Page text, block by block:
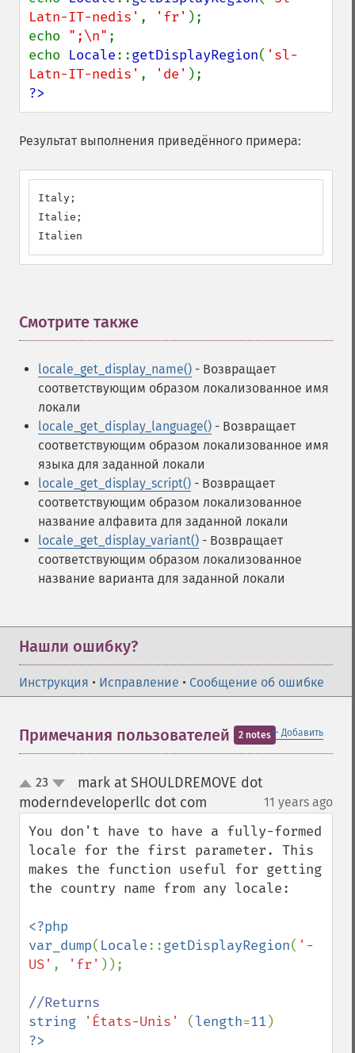
Latn-IT-nedis' , 'fr' );
echo ";\n" ;
echo Locale::getDisplayRegion( 'sl-
Latn-IT-nedis' , 'de'
?>
Результат выполнения приведённого примера:
Italy;
Italie;
Italien
Смотрите также
locale_get_display_name() - Возвращает
соответствующим образом локализованное имя
локали
locale_get_display_language() - Возвращает
соответствующим образом локализованное имя
языка для заданной локали
locale_get_display_script() - Возвращает
соответствующим образом локализованное
название алфавита для заданной локали
locale_get_display_variant() - Возвращает
соответствующим образом локализованное
название варианта для заданной локали
Нашли ошибку?
Инструкция • Исправление • Сообщение об ошибке
＋ Добавить
Примечания пользователей 2 notes
up
down
23
mark at SHOULDREMOVE dot
moderndeveloperllc dot com
11 years ago
You don't have to have a fully-formed
locale for the first parameter. This
makes the function useful for getting
the country name from any locale:
<?php
var_dump( Locale::getDisplayRegion( '-
US' , 'fr' ));
string
'États-Unis' (length=11
?>